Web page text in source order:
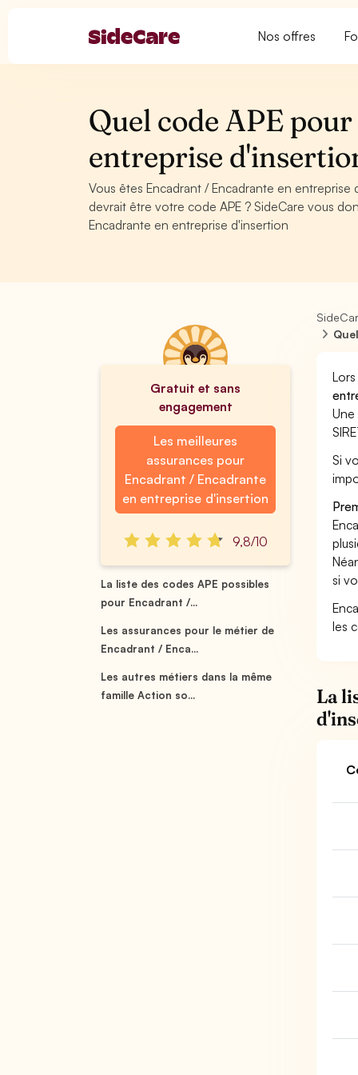
Nos offres
Quel code APE
entreprise
Vous êtes Encadrant / Encadrante en
devrait être votre code APE ? SideCare vous
Encadrante en entreprise d'insertion
Gratuit et sans
engagement
Les meilleures
assurances pour
Encadrant / Encadrante
en entreprise d'insertion
9,8/10
La liste des codes APE possibles
pour Encadrant /...
Les assurances pour le métier de
Encadrant / Enca...
Les autres métiers dans la même
famille Action so...
Une
Si
si
les
La